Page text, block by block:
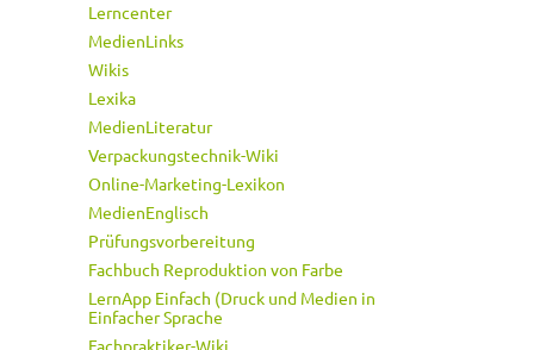
Lerncenter
MedienLinks
Wikis
Lexika
MedienLiteratur
Verpackungstechnik-Wiki
Online-Marketing-Lexikon
MedienEnglisch
Prüfungsvorbereitung
Fachbuch Reproduktion von Farbe
LernApp Einfach (Druck und Medien in
Einfacher Sprache
Fachpraktiker-Wiki